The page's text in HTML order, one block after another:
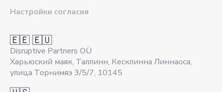
Настройки согласия
🇪🇪 🇪🇺
Disruptive Partners OÜ
Харьюский маяк, Таллинн, Кесклинна Линнаоса,
улица Торнимяэ 3/5/7, 10145